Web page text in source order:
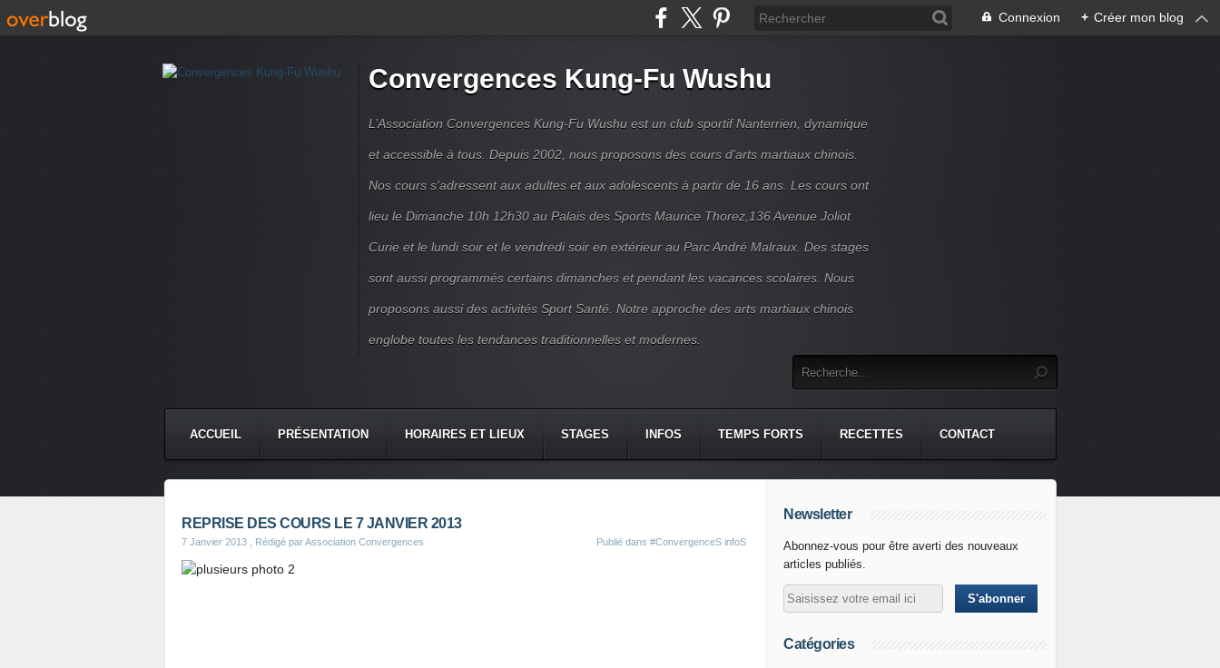
Connexion + Créer mon blog
Convergences Kung-Fu Wushu
L’Association Convergences Kung-Fu Wushu est un club sportif Nanterrien, dynamique
et accessible à tous. Depuis 2002, nous proposons des cours d'arts martiaux chinois.
Nos cours s'adressent aux adultes et aux adolescents à partir de 16 ans. Les cours ont
lieu le Dimanche 10h 12h30 au Palais des Sports Maurice Thorez,136 Avenue Joliot
Curie et le lundi soir et le vendredi soir en extérieur au Parc André Malraux. Des stages
sont aussi programmés certains dimanches et pendant les vacances scolaires. Nous
proposons aussi des activités Sport Santé. Notre approche des arts martiaux chinois
englobe toutes les tendances traditionnelles et modernes.
ACCUEIL PRÉSENTATION HORAIRES ET LIEUX STAGES INFOS TEMPS FORTS RECETTES CONTACT
REPRISE DES COURS LE 7 JANVIER 2013
7 Janvier 2013 , Rédigé par Association Convergences Publié dans #ConvergenceS infoS
Newsletter
Abonnez-vous pour être averti des nouveaux
articles publiés.
Catégories